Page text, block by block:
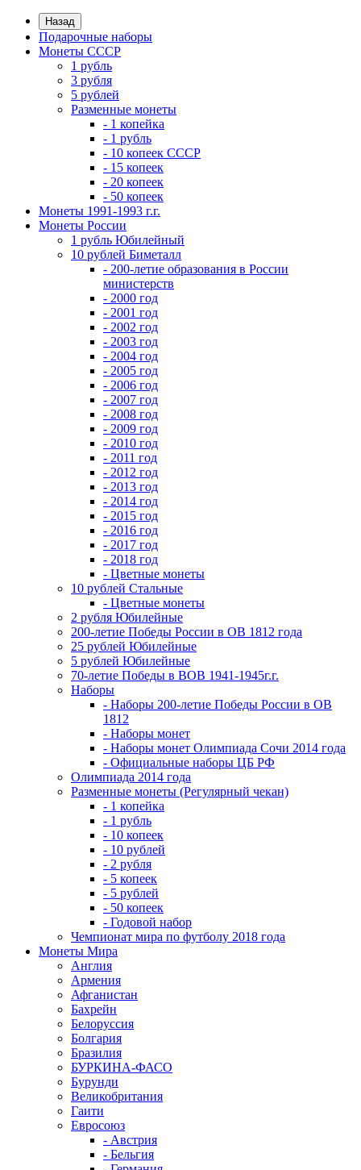
Назад
Подарочные наборы
Монеты СССР
1 рубль
3 рубля
5 рублей
Разменные монеты
- 1 копейка
- 1 рубль
- 10 копеек СССР
- 15 копеек
- 20 копеек
- 50 копеек
Монеты 1991-1993 г.г.
Монеты России
1 рубль Юбилейный
10 рублей Биметалл
- 200-летие образования в России
министерств
- 2000 год
- 2001 год
- 2002 год
- 2003 год
- 2004 год
- 2005 год
- 2006 год
- 2007 год
- 2008 год
- 2009 год
- 2010 год
- 2011 год
- 2012 год
- 2013 год
- 2014 год
- 2015 год
- 2016 год
- 2017 год
- 2018 год
- Цветные монеты
10 рублей Стальные
- Цветные монеты
2 рубля Юбилейные
200-летие Победы России в ОВ 1812 года
25 рублей Юбилейные
5 рублей Юбилейные
70-летие Победы в ВОВ 1941-1945г.г.
Наборы
- Наборы 200-летие Победы России в ОВ
1812
- Наборы монет
- Наборы монет Олимпиада Сочи 2014 года
- Официальные наборы ЦБ РФ
Олимпиада 2014 года
Разменные монеты (Регулярный чекан)
- 1 копейка
- 1 рубль
- 10 копеек
- 10 рублей
- 2 рубля
- 5 копеек
- 5 рублей
- 50 копеек
- Годовой набор
Чемпионат мира по футболу 2018 года
Монеты Мира
Англия
Армения
Афганистан
Бахрейн
Белоруссия
Болгария
Бразилия
БУРКИНА-ФАСО
Бурунди
Великобритания
Гаити
Евросоюз
- Австрия
- Бельгия